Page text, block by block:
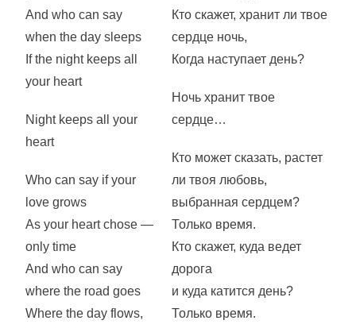
And who can say
when the day sleeps
If the night keeps all
your heart
Night keeps all your
heart
Who can say if your
love grows
As your heart chose —
only time
And who can say
where the road goes
Where the day flows,
Кто скажет, хранит ли твое
сердце ночь,
Когда наступает день?
Ночь хранит твое
сердце…
Кто может сказать, растет
ли твоя любовь,
выбранная сердцем?
Только время.
Кто скажет, куда ведет
дорога
и куда катится день?
Только время.